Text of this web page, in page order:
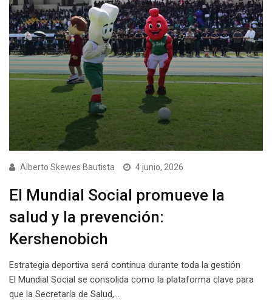
Alberto Skewes Bautista 4 junio, 2026
El Mundial Social promueve la
salud y la prevención:
Kershenobich
Estrategia deportiva será continua durante toda la gestión
El Mundial Social se consolida como la plataforma clave para
que la Secretaría de Salud,…